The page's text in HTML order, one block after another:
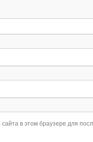
в этом браузере для